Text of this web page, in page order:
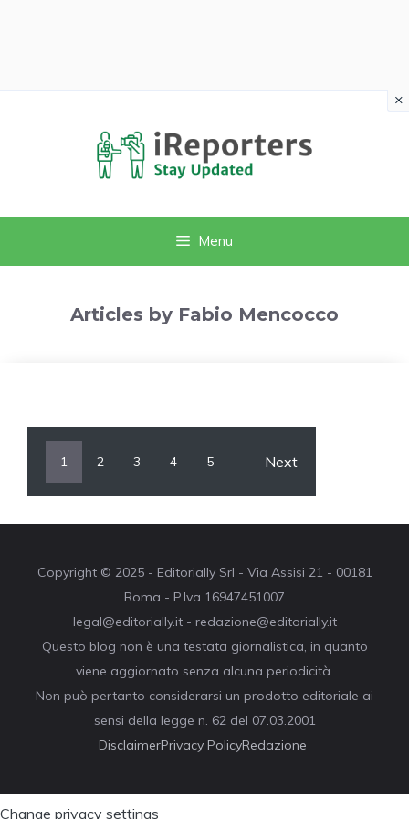
Menu
Articles by Fabio Mencocco
1 2 3 4 5 Next
Copyright © 2025 - Editorially Srl - Via Assisi 21 - 00181
Roma - P.Iva 16947451007
legal@editorially.it - redazione@editorially.it
Questo blog non è una testata giornalistica, in quanto
viene aggiornato senza alcuna periodicità.
Non può pertanto considerarsi un prodotto editoriale ai
sensi della legge n. 62 del 07.03.2001
DisclaimerPrivacy PolicyRedazione
Change privacy settings
×